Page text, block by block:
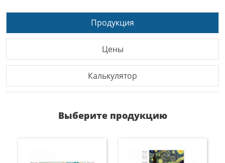
Продукция
Цены
Калькулятор
Выберите продукцию